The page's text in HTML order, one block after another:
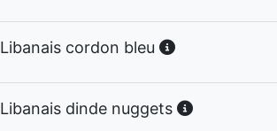
Libanais cordon bleu
Libanais dinde nuggets